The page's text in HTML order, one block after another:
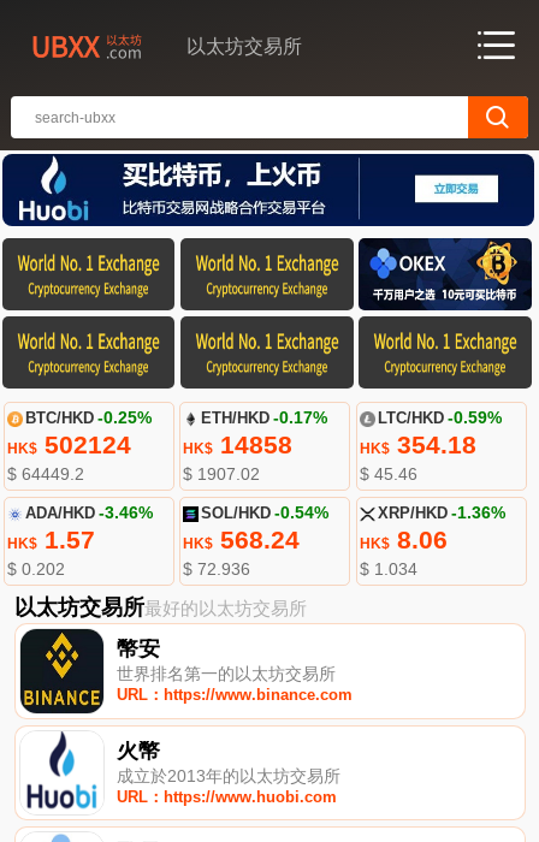
以太坊交易所
BTC/HKD -0.25%
HK$502124
$ 64449.2
ETH/HKD -0.17%
HK$ 14858
$ 1907.02
LTC/HKD -0.59%
HK$354.18
$ 45.46
ADA/HKD -3.46%
HK$1.57
$ 0.202
SOL/HKD -0.54%
HK$ 568.24
$ 72.936
XRP/HKD -1.36%
HK$8.06
$ 1.034
以太坊交易所最好的以太坊交易所
幣安
世界排名第一的以太坊交易所
URL：https://www.binance.com
火幣
成立於2013年的以太坊交易所
URL：https://www.huobi.com